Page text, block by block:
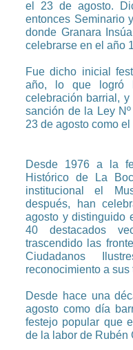
el 23 de agosto.
entonces Seminario
donde Granara
celebrarse en el año
Fue dicho inicial
año, lo que logró
celebración barrial,
sanción de la Ley
23 de agosto como
Desde 1976 a la
Histórico de La
institucional el
después, han
agosto y distinguido
40 destacados
trascendido las
Ciudadanos
reconocimiento a sus
Desde hace una
agosto como día
festejo popular que
de la labor de Rubén